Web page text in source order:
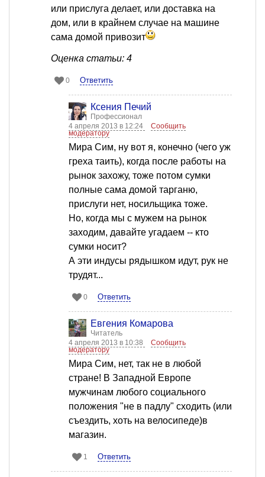
или прислуга делает, или доставка на
дом, или в крайнем случае на машине
сама домой привозит
Оценка статьи: 4
0 Ответить
Ксения Печий
Профессионал
4 апреля 2013 в 12:24
Сообщить
модератору
Мира Сим, ну вот я, конечно (чего уж
греха таить), когда после работы на
рынок захожу, тоже потом сумки
полные сама домой тарганю,
прислуги нет, носильщика тоже.
Но, когда мы с мужем на рынок
заходим, давайте угадаем -- кто
сумки носит?
А эти индусы рядышком идут, рук не
трудят...
0 Ответить
Евгения Комарова
Читатель
4 апреля 2013 в 10:38
Сообщить
модератору
Мира Сим, нет, так не в любой
стране! В Западной Европе
мужчинам любого социального
положения "не в падлу" сходить (или
съездить, хоть на велосипеде)в
магазин.
1 Ответить